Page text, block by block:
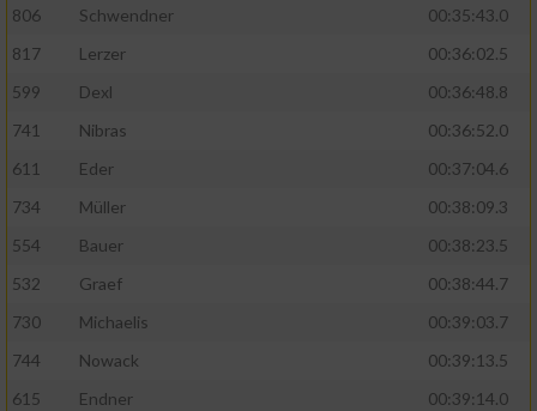
806
Schwendner
00:35:43.0
817
Lerzer
00:36:02.5
599
Dexl
00:36:48.8
741
Nibras
00:36:52.0
611
Eder
00:37:04.6
734
Müller
00:38:09.3
554
Bauer
00:38:23.5
532
Graef
00:38:44.7
730
Michaelis
00:39:03.7
744
Nowack
00:39:13.5
615
Endner
00:39:14.0